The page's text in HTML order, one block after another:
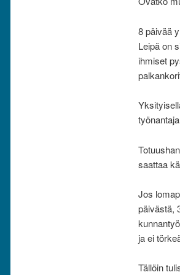
8 päivää
Leipä on
ihmiset
saattaa
Jos
päivästä,
ja ei
Tällöin